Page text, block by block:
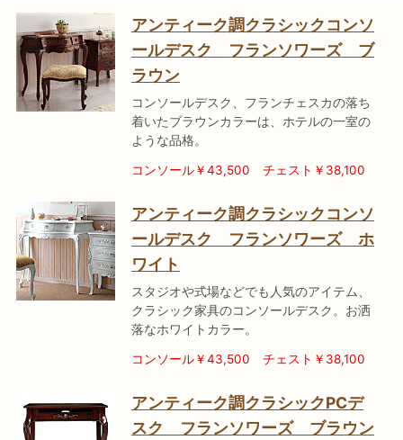
アンティーク調クラシックコンソ
ールデスク フランソワーズ ブ
ラウン
コンソールデスク、フランチェスカの落ち
着いたブラウンカラーは、ホテルの一室の
ような品格。
コンソール￥43,500 チェスト￥38,100
アンティーク調クラシックコンソ
ールデスク フランソワーズ ホ
ワイト
スタジオや式場などでも人気のアイテム、
クラシック家具のコンソールデスク。お洒
落なホワイトカラー。
コンソール￥43,500 チェスト￥38,100
アンティーク調クラシックPCデ
スク フランソワーズ ブラウン